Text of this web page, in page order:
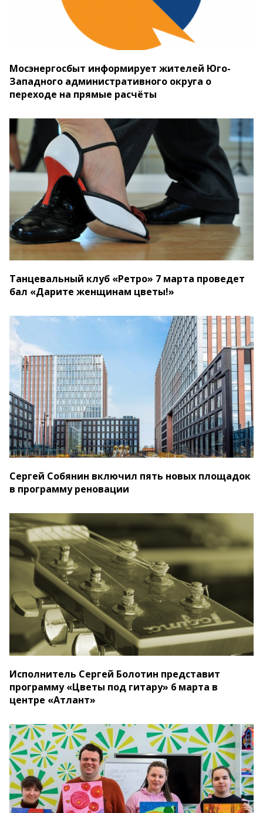
Мосэнергосбыт информирует жителей Юго-
Западного административного округа о
переходе на прямые расчёты
Танцевальный клуб «Ретро» 7 марта проведет
бал «Дарите женщинам цветы!»
Сергей Собянин включил пять новых площадок
в программу реновации
Исполнитель Сергей Болотин представит
программу «Цветы под гитару» 6 марта в
центре «Атлант»